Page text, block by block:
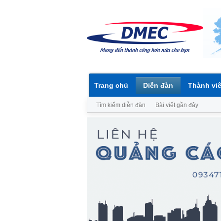
Trang chủ Diễn đàn
Tìm kiếm diễn đàn Bài viết gần đây
Thành